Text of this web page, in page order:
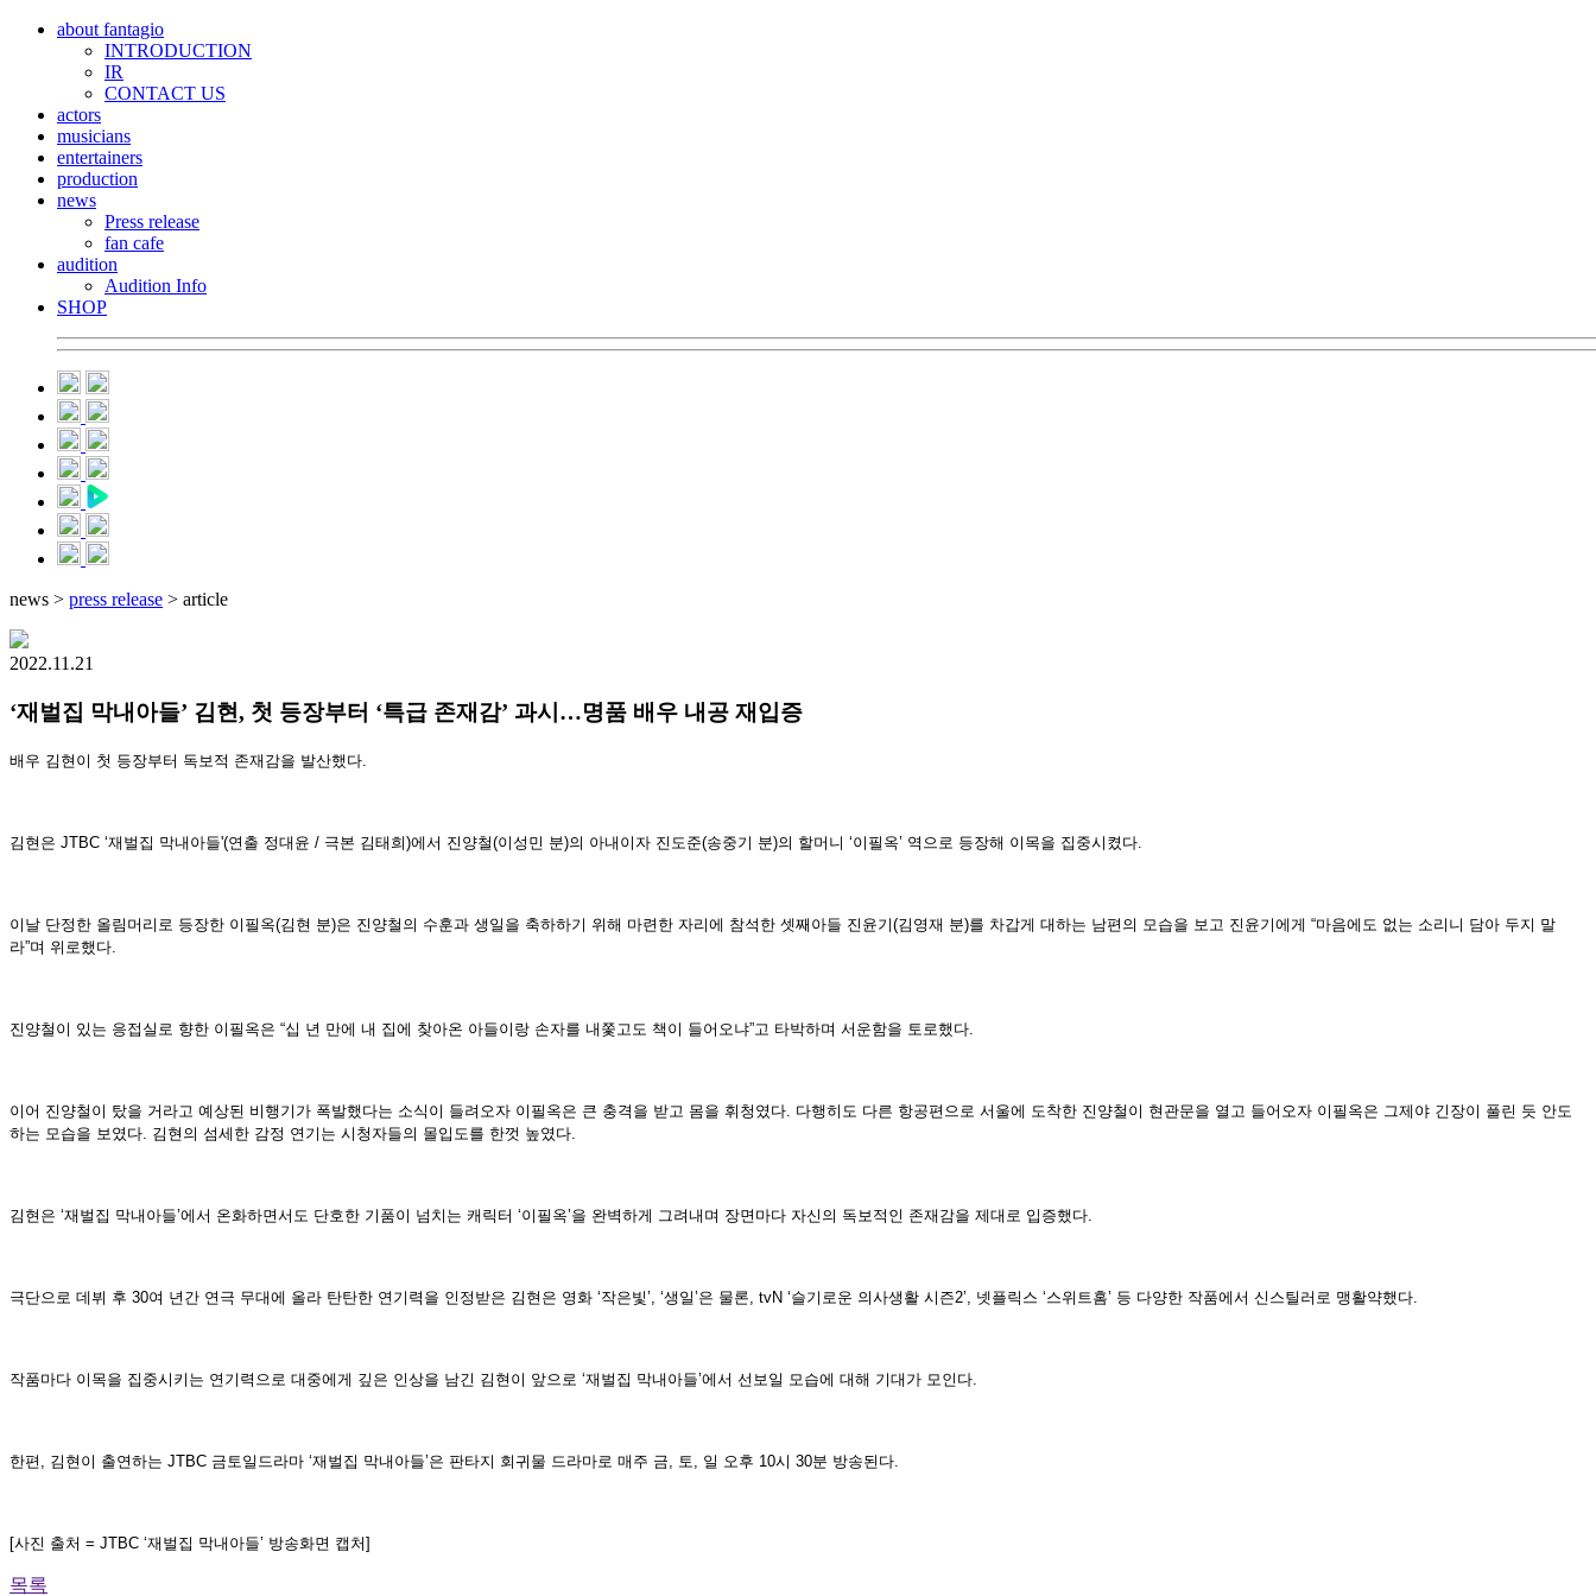
about fantagio
INTRODUCTION
IR
CONTACT US
actors
musicians
entertainers
production
news
Press release
fan cafe
audition
Audition Info
SHOP
news > press release > article
2022.11.21
‘재벌집 막내아들’ 김현, 첫 등장부터 ‘특급 존재감’ 과시…명품 배우 내공 재입증
배우 김현이 첫 등장부터 독보적 존재감을 발산했다.
김현은 JTBC ‘재벌집 막내아들'(연출 정대윤 / 극본 김태희)에서 진양철(이성민 분)의 아내이자 진도준(송중기 분)의 할머니 ‘이필옥’ 역으로 등장해 이목을 집중시켰다.
이날 단정한 올림머리로 등장한 이필옥(김현 분)은 진양철의 수훈과 생일을 축하하기 위해 마련한 자리에 참석한 셋째아들 진윤기(김영재 분)를 차갑게 대하는 남편의 모습을 보고 진윤기에게 “마음에도 없는 소리니 담아 두지 말
라”며 위로했다.
진양철이 있는 응접실로 향한 이필옥은 “십 년 만에 내 집에 찾아온 아들이랑 손자를 내쫓고도 책이 들어오냐”고 타박하며 서운함을 토로했다.
이어 진양철이 탔을 거라고 예상된 비행기가 폭발했다는 소식이 들려오자 이필옥은 큰 충격을 받고 몸을 휘청였다. 다행히도 다른 항공편으로 서울에 도착한 진양철이 현관문을 열고 들어오자 이필옥은 그제야 긴장이 풀린 듯 안도
하는 모습을 보였다. 김현의 섬세한 감정 연기는 시청자들의 몰입도를 한껏 높였다.
김현은 ‘재벌집 막내아들’에서 온화하면서도 단호한 기품이 넘치는 캐릭터 ‘이필옥’을 완벽하게 그려내며 장면마다 자신의 독보적인 존재감을 제대로 입증했다.
극단으로 데뷔 후 30여 년간 연극 무대에 올라 탄탄한 연기력을 인정받은 김현은 영화 ‘작은빛’, ‘생일’은 물론, tvN ‘슬기로운 의사생활 시즌2’, 넷플릭스 ‘스위트홈’ 등 다양한 작품에서 신스틸러로 맹활약했다.
작품마다 이목을 집중시키는 연기력으로 대중에게 깊은 인상을 남긴 김현이 앞으로 ‘재벌집 막내아들’에서 선보일 모습에 대해 기대가 모인다.
한편, 김현이 출연하는 JTBC 금토일드라마 ‘재벌집 막내아들’은 판타지 회귀물 드라마로 매주 금, 토, 일 오후 10시 30분 방송된다.
[사진 출처 = JTBC ‘재벌집 막내아들’ 방송화면 캡처]
목록